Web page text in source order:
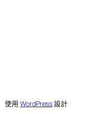
使用WordPress設計